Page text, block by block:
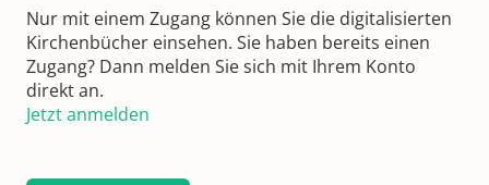
Nur mit einem Zugang können Sie die digitalisierten
Kirchenbücher einsehen. Sie haben bereits einen
Zugang? Dann melden Sie sich mit Ihrem Konto
direkt an.
Jetzt anmelden